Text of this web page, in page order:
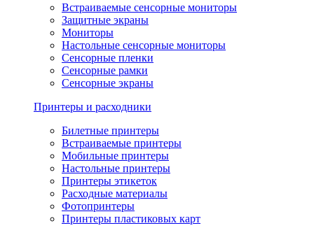
Встраиваемые сенсорные мониторы
Защитные экраны
Мониторы
Настольные сенсорные мониторы
Сенсорные пленки
Сенсорные рамки
Сенсорные экраны
Принтеры и расходники
Билетные принтеры
Встраиваемые принтеры
Мобильные принтеры
Настольные принтеры
Принтеры этикеток
Расходные материалы
Фотопринтеры
Принтеры пластиковых карт